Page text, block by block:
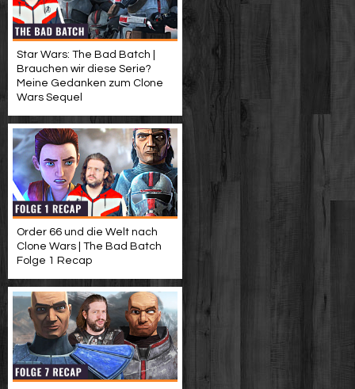
Star Wars: The Bad Batch |
Brauchen wir diese Serie?
Meine Gedanken zum Clone
Wars Sequel
Order 66 und die Welt nach
Clone Wars | The Bad Batch
Folge 1 Recap